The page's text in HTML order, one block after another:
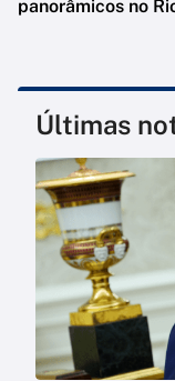
panorâmicos no
Últimas